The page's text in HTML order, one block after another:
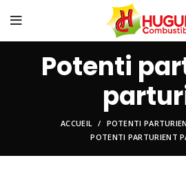
Potenti
ACCUEIL
POTENTI
POTENTI PARTURIENT